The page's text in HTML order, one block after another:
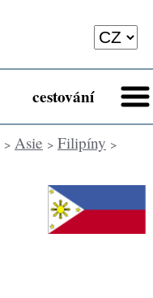
cestování
> Asie > Filipíny >